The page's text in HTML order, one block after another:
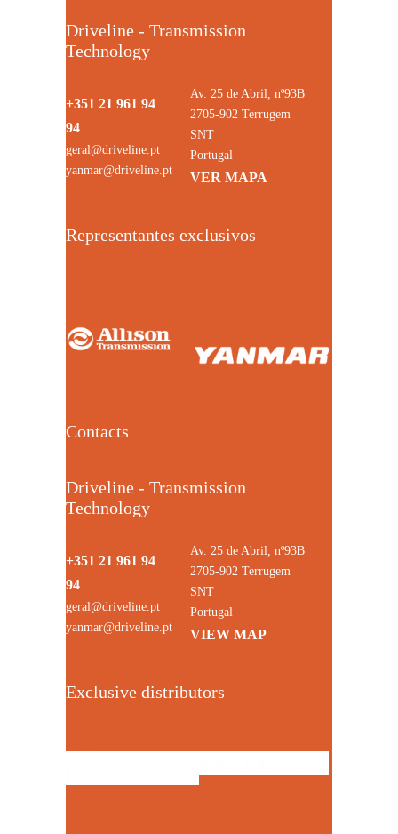
Driveline - Transmission
Technology
+351 21 961 94
94
geral@driveline.pt
yanmar@driveline.pt
Av. 25 de Abril, nº93B
2705-902 Terrugem
SNT
Portugal
VER MAPA
Representantes exclusivos
Contacts
Driveline - Transmission
Technology
+351 21 961 94
94
geral@driveline.pt
yanmar@driveline.pt
Av. 25 de Abril, nº93B
2705-902 Terrugem
SNT
Portugal
VIEW MAP
Exclusive distributors